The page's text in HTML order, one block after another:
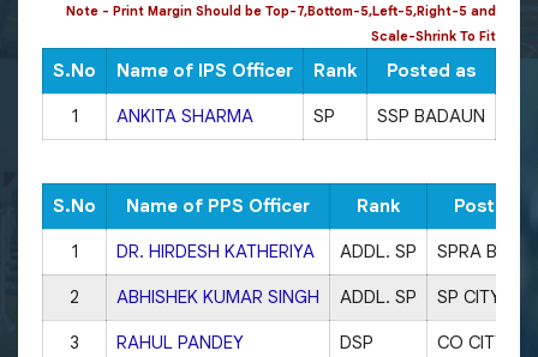
Note - Print Margin Should be Top-7,Bottom-5,Left-5,Right-5 and
Scale-Shrink To Fit
S.No Name of IPS Officer Rank Posted as
1 ANKITA SHARMA SP SSP BADAUN
S.No Name of PPS Officer Rank Posted
1 DR. HIRDESH KATHERIYA ADDL. SP SPRA
2 ABHISHEK KUMAR SINGH ADDL. SP SP CITY
3 RAHUL PANDEY DSP CO CITY